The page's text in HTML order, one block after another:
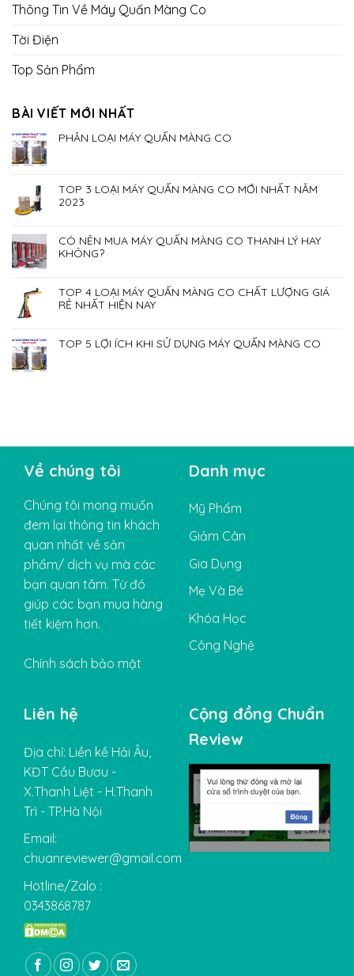
Thông Tin Về Máy Quấn Màng Co
Tời Điện
Top Sản Phẩm
BÀI VIẾT MỚI NHẤT
PHÂN LOẠI MÁY QUẤN MÀNG CO
TOP 3 LOẠI MÁY QUẤN MÀNG CO MỚI NHẤT NĂM
2023
CÓ NÊN MUA MÁY QUẤN MÀNG CO THANH LÝ HAY
KHÔNG?
TOP 4 LOẠI MÁY QUẤN MÀNG CO CHẤT LƯỢNG GIÁ
RẺ NHẤT HIỆN NAY
TOP 5 LỢI ÍCH KHI SỬ DỤNG MÁY QUẤN MÀNG CO
Về chúng tôi
Chúng tôi mong muốn
đem lại thông tin khách
quan nhất về sản
phẩm/ dịch vụ mà các
bạn quan tâm. Từ đó
giúp các bạn mua hàng
tiết kiệm hơn.
Chính sách bảo mật
Danh mục
Mỹ Phẩm
Giảm Cân
Gia Dụng
Mẹ Và Bé
Khóa Học
Công Nghệ
Liên hệ
Địa chỉ: Liền kề Hải Âu,
KĐT Cầu Bươu -
X.Thanh Liệt - H.Thanh
Trì - TP.Hà Nội
Email:
chuanreviewer@gmail.com
Hotline/Zalo :
0343868787
Cộng đồng Chuẩn
Review